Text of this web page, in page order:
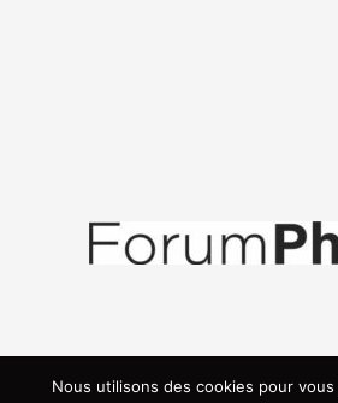
Nous utilisons des cookies pour